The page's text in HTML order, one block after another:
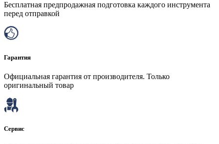
Бесплатная предпродажная подготовка каждого инструмента
перед отправкой
Гарантия
Официальная гарантия от производителя. Только
оригинальный товар
Сервис